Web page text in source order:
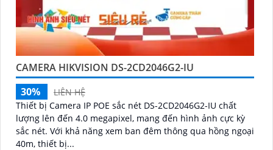
CAMERA HIKVISION DS-2CD2046G2-IU
30%
LIÊN HỆ
Thiết bị Camera IP POE sắc nét DS-2CD2046G2-IU chất
lượng lên đến 4.0 megapixel, mang đến hình ảnh cực kỳ
sắc nét. Với khả năng xem ban đêm thông qua hồng ngoại
40m, thiết bị...